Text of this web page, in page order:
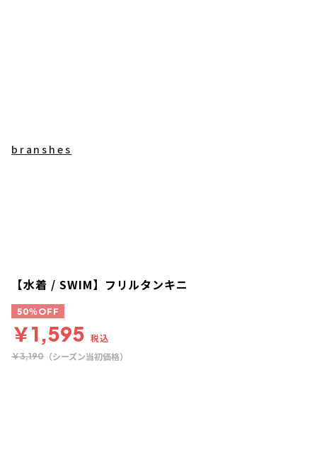
branshes
【水着 / SWIM】フリルタンキニ
50％OFF
￥1,595 税込
￥3,190 （シーズン当初価格）